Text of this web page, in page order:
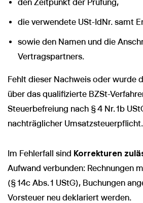
den Zeitpunkt der Prüfung,
die verwendete USt-IdNr. samt
sowie den Namen und die
Vertragspartners.
Fehlt dieser Nachweis oder wurde
über das qualifizierte BZSt-
Steuerbefreiung nach § 4 Nr. 1b
nachträglicher Umsatzsteuerpflicht.
Im Fehlerfall sind Korrekturen
Aufwand verbunden: Rechnungen
(§ 14c Abs. 1 UStG), Buchungen
Vorsteuer neu deklariert werden.